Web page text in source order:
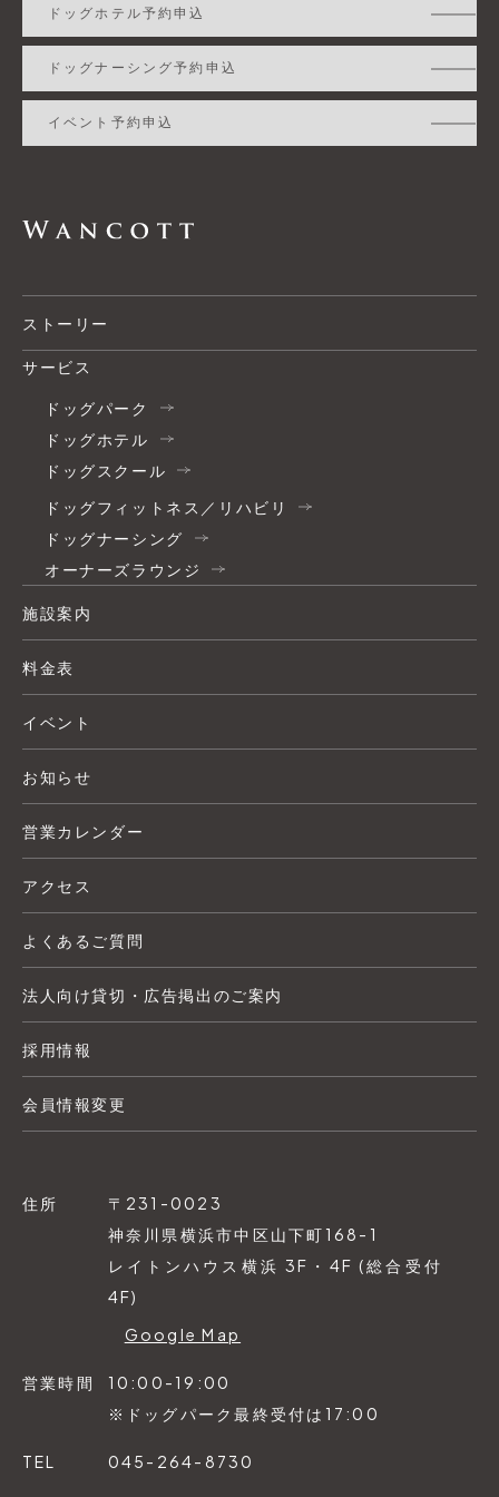
ドッグホテル予約申込
ドッグナーシング予約申込
イベント予約申込
ストーリー
サービス
ドッグパーク
ドッグホテル
ドッグスクール
ドッグフィットネス／リハビリ
ドッグナーシング
オーナーズラウンジ
施設案内
料金表
イベント
お知らせ
営業カレンダー
アクセス
よくあるご質問
法人向け貸切・広告掲出のご案内
採用情報
会員情報変更
住所
〒231-0023
神奈川県横浜市中区山下町168-1
レイトンハウス横浜 3F・4F (総合受付
4F)
Google Map
営業時間
10:00-19:00
※ドッグパーク最終受付は17:00
TEL 045-264-8730